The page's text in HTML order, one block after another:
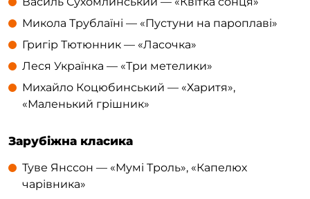
Микола Трублаїні — «Пустуни на пароплаві»
Григір Тютюнник — «Ласочка»
Леся Українка — «Три метелики»
Михайло Коцюбинський — «Харитя»,
«Маленький грішник»
Зарубіжна класика
Туве Янссон — «Мумі Троль», «Капелюх
чарівника»